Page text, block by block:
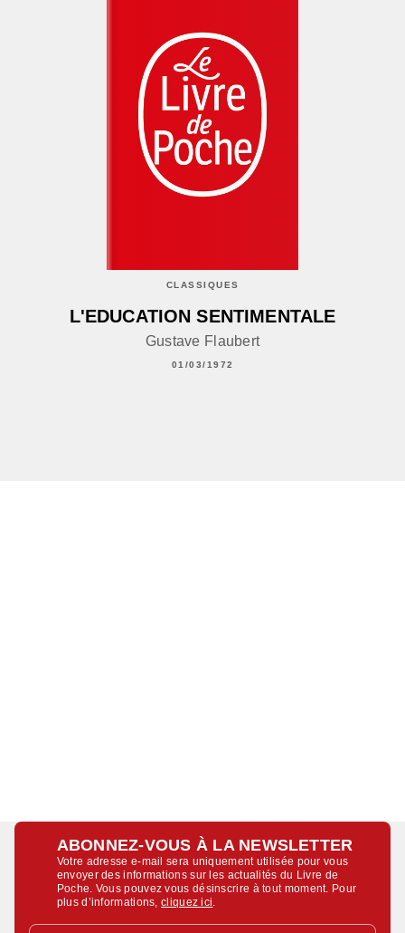
CLASSIQUES
L'EDUCATION SENTIMENTALE
Gustave Flaubert
01/03/1972
ABONNEZ-VOUS À LA NEWSLETTER
Votre adresse e-mail sera uniquement utilisée pour vous
envoyer des informations sur les actualités du Livre de
Poche. Vous pouvez vous désinscrire à tout moment. Pour
plus d’informations,cliquez ici